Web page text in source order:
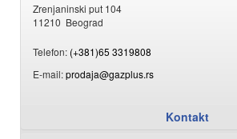
Zrenjaninski put 104
11210 Beograd
Telefon: (+381)65 3319808
E-mail:prodaja@gazplus.rs
Kontakt